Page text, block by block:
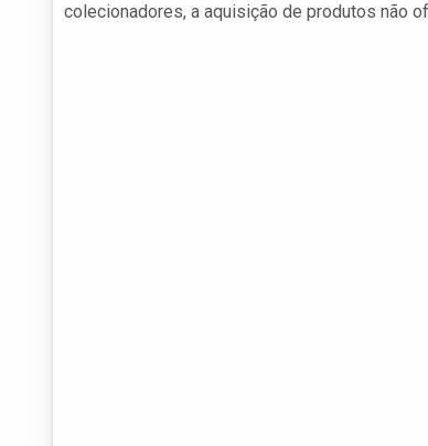
colecionadores, a aquisição de produtos não